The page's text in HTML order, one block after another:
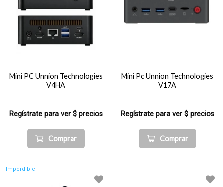
Mini PC Unnion Technologies
V4HA
Regístrate para ver $ precios
Comprar
Mini Pc Unnion Technologies
V17A
Regístrate para ver $ precios
Comprar
Imperdible